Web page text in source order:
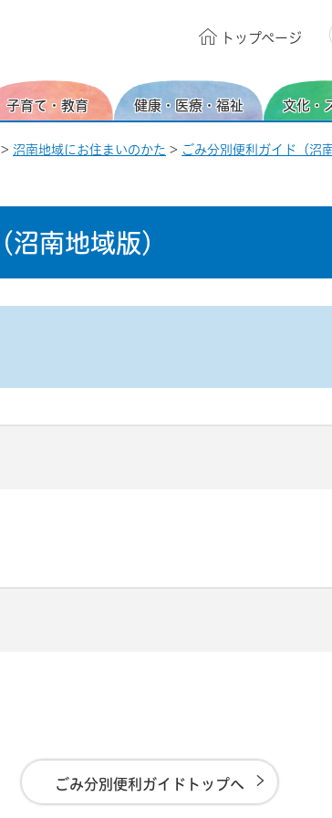
トップページ
子育て・教育 健康・医療・福祉 文化・
> 沼南地域にお住まいのかた > ごみ分別便利ガイド（沼
（沼南地域版）
ごみ分別便利ガイドトップへ